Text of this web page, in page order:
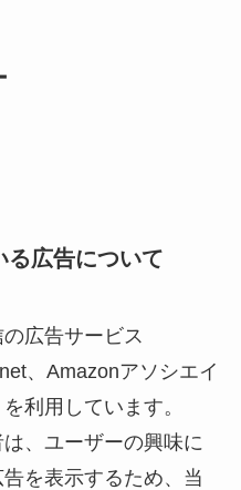
る広告について
広告サービス
、Amazonアソシエイ
利用しています。
、ユーザーの興味に
を表示するため、当